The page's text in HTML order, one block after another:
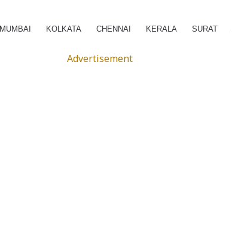
MUMBAI KOLKATA CHENNAI KERALA SURAT
Advertisement